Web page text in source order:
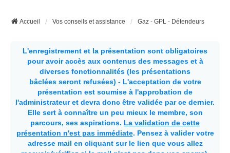
Accueil Vos conseils et assistance Gaz - GPL - Détendeurs
L'enregistrement et la présentation sont obligatoires
pour avoir accès aux contenus des messages et à
diverses fonctionnalités (les présentations
bâclées seront refusées) - L'acceptation de votre
présentation est soumise à l'approbation de
l'administrateur et devra donc être validée par ce dernier.
Elle sert à connaître un peu mieux le membre, son
parcours, ses aspirations. La validation de cette
présentation n'est pas immédiate. Pensez à valider votre
adresse mail en cliquant sur le lien que vous allez